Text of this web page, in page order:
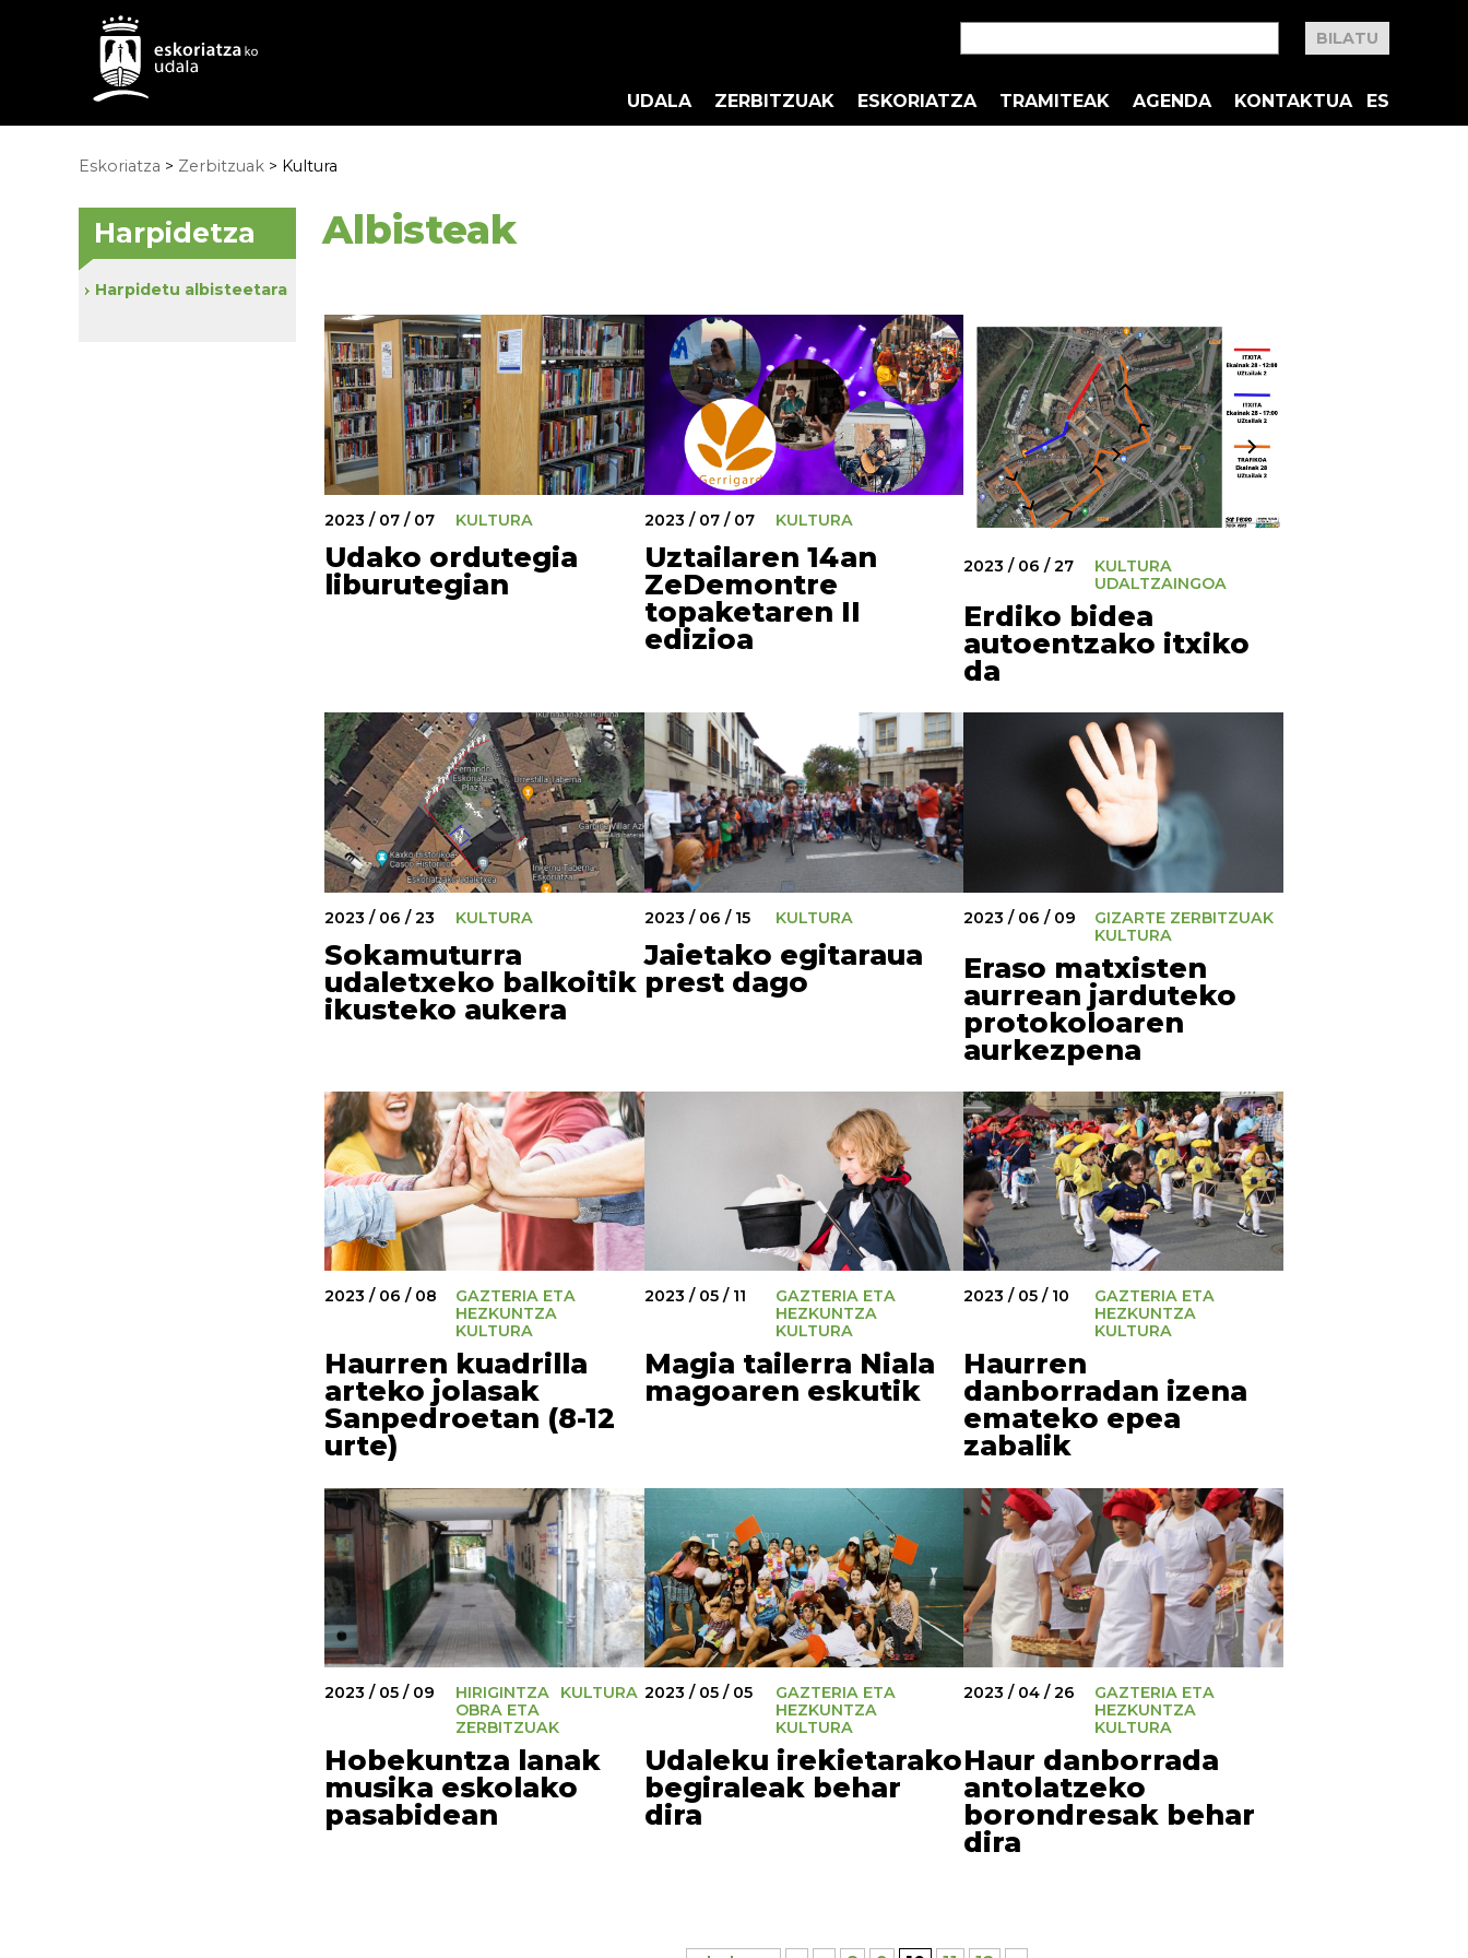
UDALA ZERBITZUAK ESKORIATZA TRAMITEAK AGENDA KONTAKTUA ES
Eskoriatza > Zerbitzuak > Kultura
Albisteak
2023 / 07 / 07 KULTURA
Udako ordutegia
liburutegian
2023 / 07 / 07 KULTURA
Uztailaren 14an
ZeDemontre
topaketaren II
edizioa
2023 / 06 / 27
KULTURA
UDALTZAINGOA
Erdiko bidea
autoentzako itxiko
da
2023 / 06 / 23 KULTURA
Sokamuturra
udaletxeko balkoitik
ikusteko aukera
2023 / 06 / 15 KULTURA
Jaietako egitaraua
prest dago
2023 / 06 / 09
GIZARTE ZERBITZUAK
KULTURA
Eraso matxisten
aurrean jarduteko
protokoloaren
aurkezpena
2023 / 06 / 08
GAZTERIA ETA
HEZKUNTZA
KULTURA
Haurren kuadrilla
arteko jolasak
Sanpedroetan (8-12
urte)
2023 / 05 / 11
GAZTERIA ETA
HEZKUNTZA
KULTURA
Magia tailerra Niala
magoaren eskutik
2023 / 05 / 10
GAZTERIA ETA
HEZKUNTZA
KULTURA
Haurren
danborradan izena
emateko epea
zabalik
2023 / 05 / 09 HIRIGINTZA
KULTURA
OBRA ETA
ZERBITZUAK
Hobekuntza lanak
musika eskolako
pasabidean
2023 / 05 / 05
GAZTERIA ETA
HEZKUNTZA
KULTURA
Udaleku irekietarako
begiraleak behar
dira
2023 / 04 / 26
GAZTERIA ETA
HEZKUNTZA
KULTURA
Haur danborrada
antolatzeko
borondresak behar
dira
Harpidetza
Harpidetu albisteetara